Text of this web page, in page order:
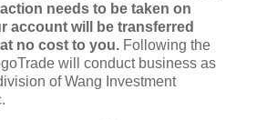
needs to be taken on
account will be transferred
no cost to you. Following the
will conduct business as
of Wang Investment